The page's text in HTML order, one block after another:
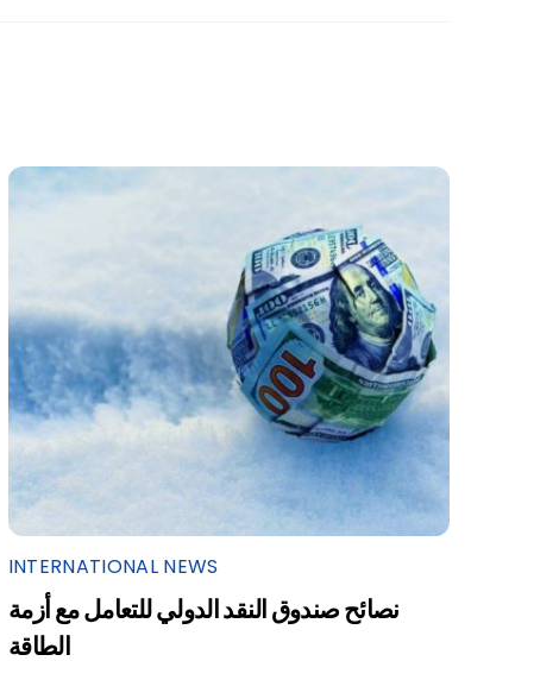
INTERNATIONAL NEWS
نصائح صندوق النقد الدولي للتعامل مع أزمة
الطاقة